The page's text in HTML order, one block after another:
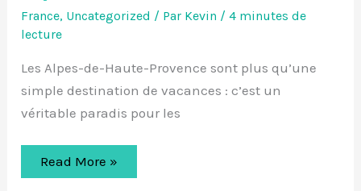
France, Uncategorized / Par Kevin /4 minutes de
lecture
Les Alpes-de-Haute-Provence sont plus qu’une
simple destination de vacances : c’est un
véritable paradis pour les
Activités
Read More »